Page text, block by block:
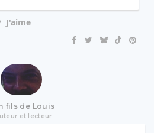
J'aime
fils de Louis
et lecteur